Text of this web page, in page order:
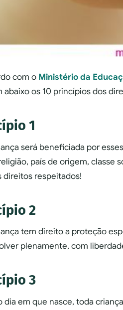
com o Ministério da
abaixo os 10 princípios dos
1
será beneficiada por
país de origem, classe
direitos respeitados!
2
tem direito a proteção
plenamente, com
3
dia em que nasce, toda